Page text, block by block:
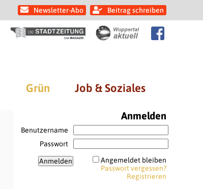
Newsletter-Abo Beitrag schreiben
Grün Job & Soziales
Anmelden
Benutzername
Passwort
Angemeldet bleiben
Passwort vergessen?
Registrieren